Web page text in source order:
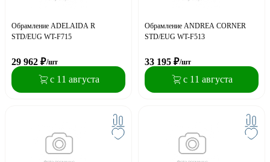
Обрамление ADELAIDA R
STD/EUG WT-F715
29 962 ₽/шт
с 11 августа
Обрамление ANDREA CORNER
STD/EUG WT-F513
33 195 ₽/шт
с 11 августа